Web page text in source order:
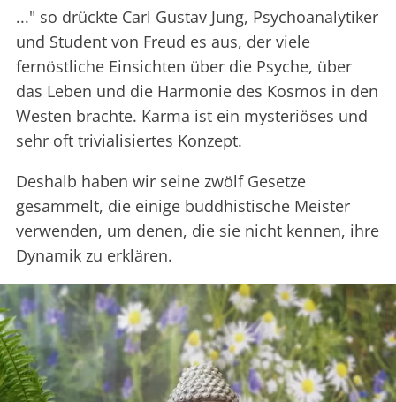
..." so drückte Carl Gustav Jung, Psychoanalytiker
und Student von Freud es aus, der viele
fernöstliche Einsichten über die Psyche, über
das Leben und die Harmonie des Kosmos in den
Westen brachte. Karma ist ein mysteriöses und
sehr oft trivialisiertes Konzept.
Deshalb haben wir seine zwölf Gesetze
gesammelt, die einige buddhistische Meister
verwenden, um denen, die sie nicht kennen, ihre
Dynamik zu erklären.